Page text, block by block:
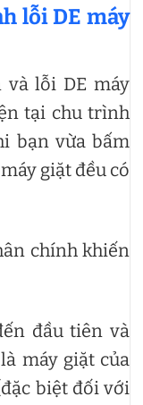
lỗi DE máy
và lỗi DE máy
tại chu trình
bạn vừa bấm
giặt đều có
chính khiến
đầu tiên và
máy giặt của
biệt đối với